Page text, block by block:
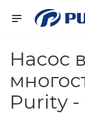
Насос
Purity -